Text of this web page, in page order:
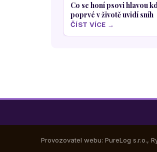
Co se honí psovi hlavou
poprvé v životě uvidí sníh
ČÍST VÍCE →
Provozovatel webu: PureLog s.r.o.,